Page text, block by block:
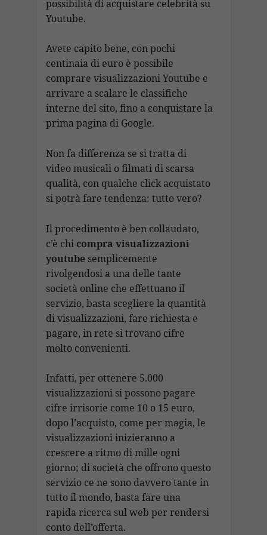
possibilità di acquistare celebrità su
Youtube.
Avete capito bene, con pochi
centinaia di euro è possibile
comprare visualizzazioni Youtube e
arrivare a scalare le classifiche
interne del sito, fino a conquistare la
prima pagina di Google.
Non fa differenza se si tratta di
video musicali o filmati di scarsa
qualità, con qualche click acquistato
si potrà fare tendenza: tutto vero?
Il procedimento è ben collaudato,
c’è chi compra visualizzazioni
youtubesemplicemente
rivolgendosi a una delle tante
società online che effettuano il
servizio, basta scegliere la quantità
di visualizzazioni, fare richiesta e
pagare, in rete si trovano cifre
molto convenienti.
Infatti, per ottenere 5.000
visualizzazioni si possono pagare
cifre irrisorie come 10 o 15 euro,
dopo l’acquisto, come per magia, le
visualizzazioni inizieranno a
crescere a ritmo di mille ogni
giorno; di società che offrono questo
servizio ce ne sono davvero tante in
tutto il mondo, basta fare una
rapida ricerca sul web per rendersi
conto dell’offerta.